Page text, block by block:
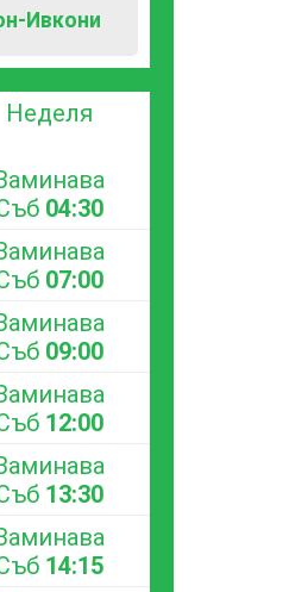
Ивкони
Неделя
04:30
07:00
09:00
12:00
13:30
14:15